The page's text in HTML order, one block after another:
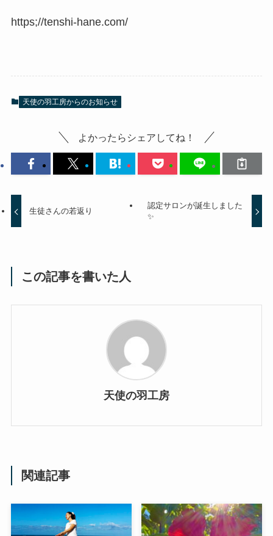
https;//tenshi-hane.com/
天使の羽工房からのお知らせ
よかったらシェアしてね！
生徒さんの若返り
認定サロンが誕生しました
✨
この記事を書いた人
天使の羽工房
関連記事